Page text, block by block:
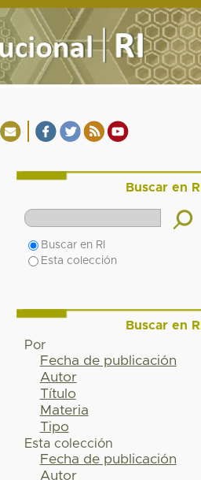
Buscar en RI
Buscar en RI
Esta colección
Buscar en RI
Por
Fecha de publicación
Autor
Título
Materia
Tipo
Esta colección
Fecha de publicación
Autor